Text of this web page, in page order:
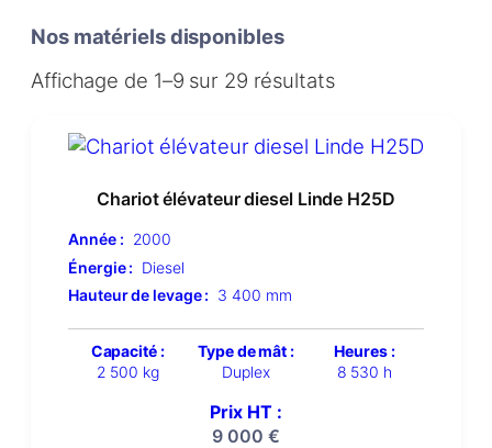
Nos matériels disponibles
Affichage de 1–9 sur 29 résultats
Chariot élévateur diesel Linde H25D
Année : 2000
Énergie : Diesel
Hauteur de levage : 3 400 mm
Capacité :
2 500 kg
Type de mât :
Duplex
Heures :
8 530 h
Prix HT :
9 000 €